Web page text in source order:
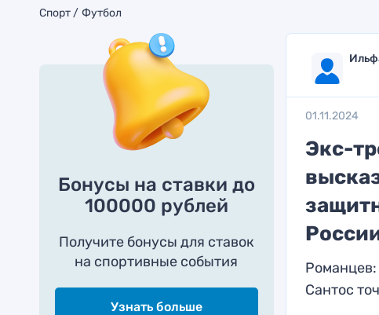
Спорт Футбол
Бонусы на ставки до
100000 рублей
Получите бонусы для ставок
на спортивные события
Узнать больше
01.11.2024
Экс-
Романцев:
Сантос